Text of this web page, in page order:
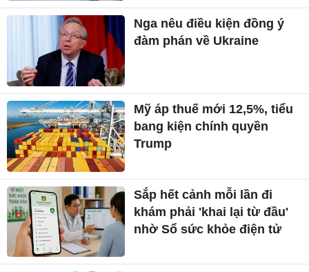
Nga nêu điều kiện đồng ý
đàm phán về Ukraine
Mỹ áp thuế mới 12,5%, tiểu
bang kiện chính quyền
Trump
Sắp hết cảnh mỗi lần đi
khám phải 'khai lại từ đầu'
nhờ Sổ sức khỏe điện tử